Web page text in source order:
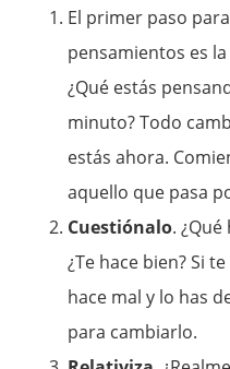
El primer paso
pensamientos es la
¿Qué estás
minuto? Todo
estás ahora.
aquello que pasa
Cuestiónalo.
¿Te hace bien? Si
hace mal y lo has
para cambiarlo.